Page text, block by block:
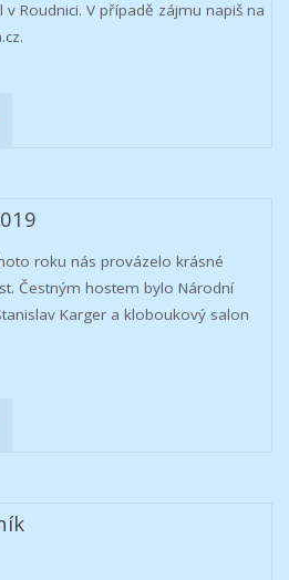
Roudnici. V případě zájmu napiš na
roku nás provázelo krásné
Čestným hostem bylo Národní
Karger a kloboukový salon